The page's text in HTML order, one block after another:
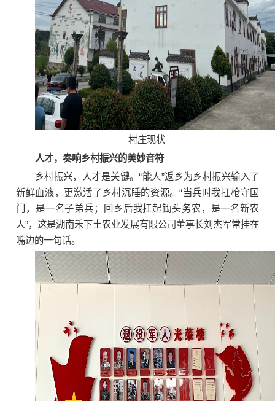
村庄现状
人才，奏响乡村振兴的美妙音符
乡村振兴，人才是关键。“能人”返乡为乡村振兴输入了
新鲜血液，更激活了乡村沉睡的资源。“当兵时我扛枪守国
门，是一名子弟兵；回乡后我扛起锄头务农，是一名新农
人”，这是湖南禾下土农业发展有限公司董事长刘杰军常挂在
嘴边的一句话。